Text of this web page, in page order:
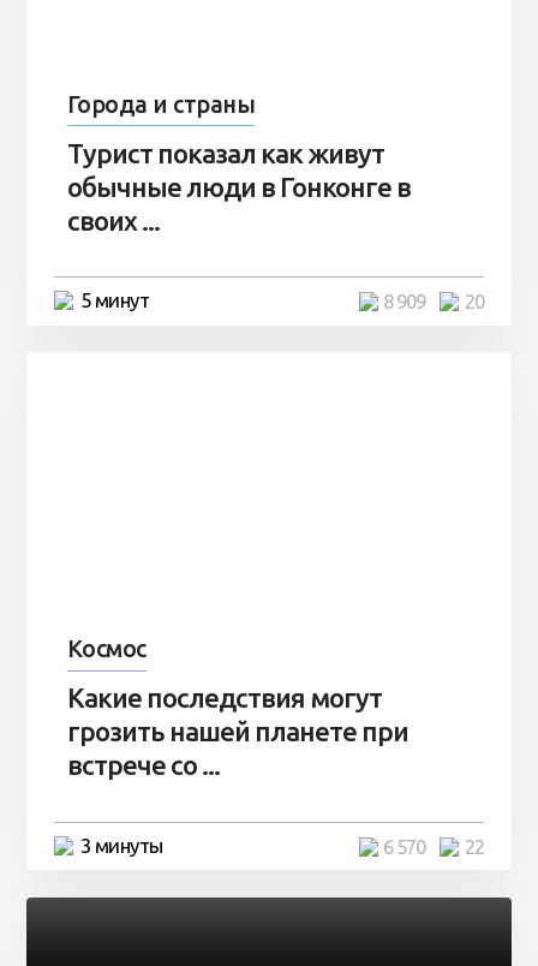
Города и страны
Турист показал как живут
обычные люди в Гонконге в
своих ...
5 минут 20
8 909
Космос
Какие последствия могут
грозить нашей планете при
встрече со ...
3 минуты 22
6 570